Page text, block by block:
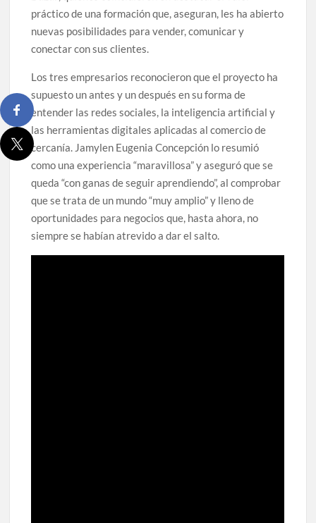
práctico de una formación que, aseguran, les ha abierto
nuevas posibilidades para vender, comunicar y
conectar con sus clientes.
Los tres empresarios reconocieron que el proyecto ha
supuesto un antes y un después en su forma de
entender las redes sociales, la inteligencia artificial y
las herramientas digitales aplicadas al comercio de
cercanía. Jamylen Eugenia Concepción lo resumió
como una experiencia “maravillosa” y aseguró que se
queda “con ganas de seguir aprendiendo”, al comprobar
que se trata de un mundo “muy amplio” y lleno de
oportunidades para negocios que, hasta ahora, no
siempre se habían atrevido a dar el salto.